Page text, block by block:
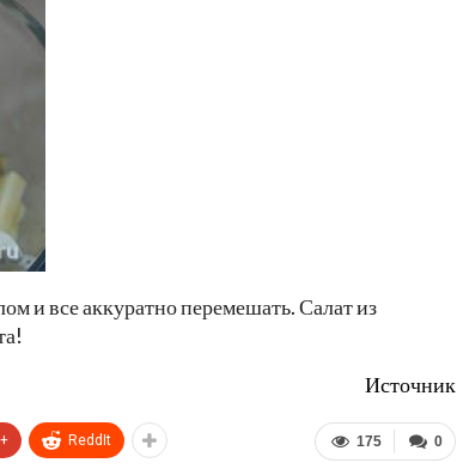
и все аккуратно перемешать. Салат из
Источник
0
175
ReddIt